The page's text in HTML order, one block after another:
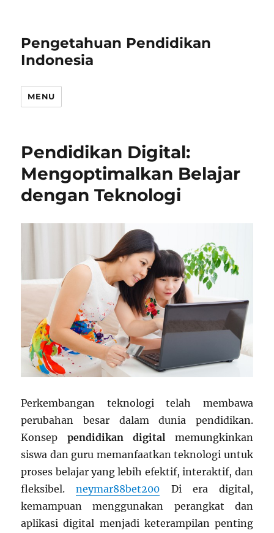
Pengetahuan Pendidikan
Indonesia
MENU
Pendidikan Digital:
Mengoptimalkan Belajar
dengan Teknologi
Perkembangan teknologi telah membawa
perubahan besar dalam dunia pendidikan.
Konsep pendidikan digital memungkinkan
siswa dan guru memanfaatkan teknologi untuk
proses belajar yang lebih efektif, interaktif, dan
fleksibel.neymar88bet200 Di era digital,
kemampuan menggunakan perangkat dan
aplikasi digital menjadi keterampilan penting